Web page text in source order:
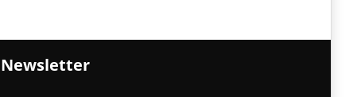
Newsletter